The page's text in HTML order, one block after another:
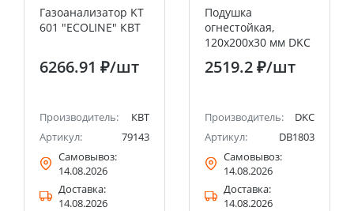
Газоанализатор KT
601 "ECOLINE" КВТ
6266.91 ₽/шт
Производитель:
КВТ
Артикул:
79143
Самовывоз:
14.08.2026
Доставка:
14.08.2026
Подушка
огнестойкая,
120х200х30 мм DKC
2519.2 ₽/шт
Производитель:
DKC
Артикул:
DB1803
Самовывоз:
14.08.2026
Доставка:
14.08.2026